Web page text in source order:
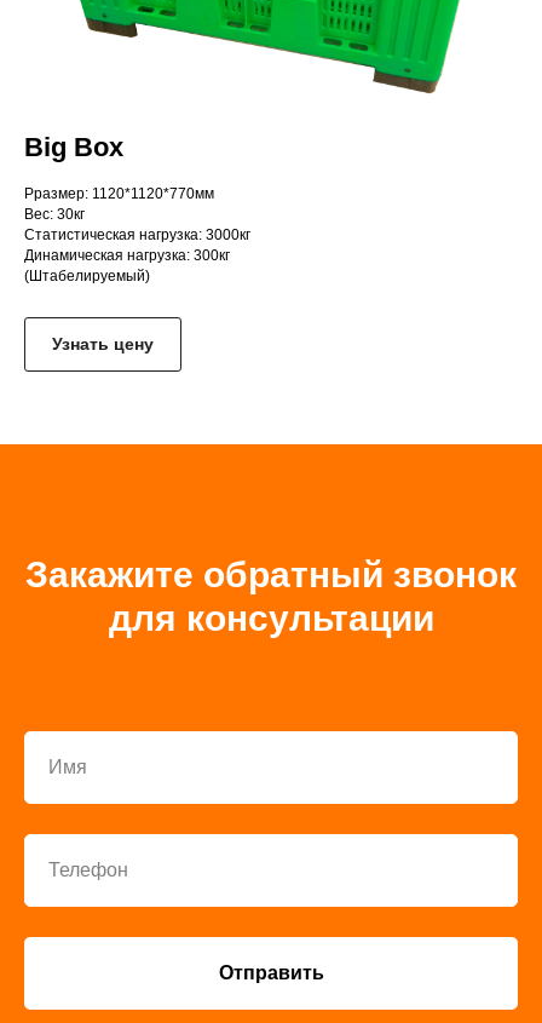
Big Box
Рразмер: 1120*1120*770мм
Вес: 30кг
Статистическая нагрузка: 3000кг
Динамическая нагрузка: 300кг
(Штабелируемый)
Узнать цену
Закажите обратный звонок
для консультации
Имя
Телефон
Отправить